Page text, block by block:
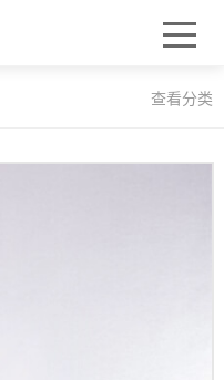
查看分类